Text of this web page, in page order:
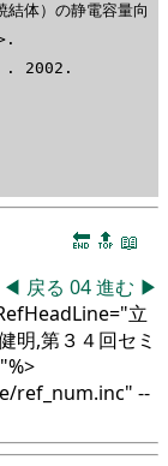
体）の静電容量向
. 2002.
🔚 🔝 📖
◀ 戻る 04進む ▶
立
明,第３４回セミ
ref_num.inc" --